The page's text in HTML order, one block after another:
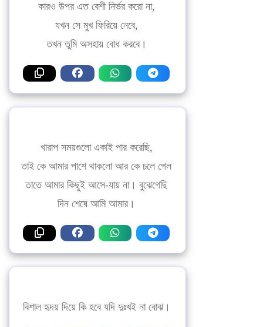
কারও উপর এত বেশী নির্ভর করো না,
যখন সে মুখ ফিরিয়ে নেবে,
তখন তুমি অসহায় বোধ করবে।
খারাপ সময়গুলো একাই পার করেছি,
তাই কে আমার পাশে থাকলো আর কে চলে গেল
তাতে আমার কিছুই আসে-যায় না। বুঝেগেছি
দিন শেষে আমি আমার।
বিশাল হৃদয় দিয়ে কি হবে যদি দুঃখই না বোঝ।